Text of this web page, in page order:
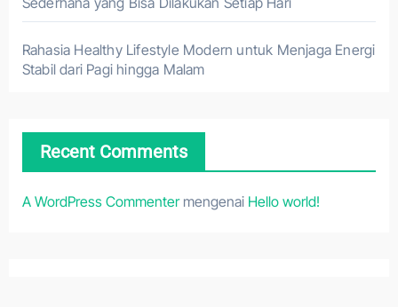
Rahasia Healthy Lifestyle Modern untuk Menjaga Energi
Stabil dari Pagi hingga Malam
Recent Comments
A WordPress Commentermengenai Hello world!